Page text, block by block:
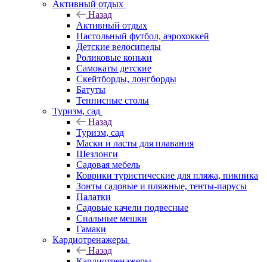
Активный отдых
Назад
Активный отдых
Настольный футбол, аэрохоккей
Детские велосипеды
Роликовые коньки
Самокаты детские
Скейтборды, лонгборды
Батуты
Теннисные столы
Туризм, сад
Назад
Туризм, сад
Маски и ласты для плавания
Шезлонги
Садовая мебель
Коврики туристические для пляжа, пикника
Зонты садовые и пляжные, тенты-парусы
Палатки
Садовые качели подвесные
Спальные мешки
Гамаки
Кардиотренажеры
Назад